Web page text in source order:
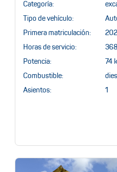
Categoría:
Tipo de vehículo:
Primera matriculación:
Horas de servicio:
Potencia: 74
Combustible:
Asientos: 1